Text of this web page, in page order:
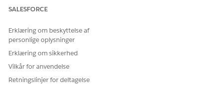
For konfigurationsstyringsdatabase (CMDB) relaterede
tilladelsesafhængigheder, der kræves for Discovery-adgang,
kan du se
Tilladelsessæt for CMDB
SALESFORCE
Erklæring om beskyttelse af
personlige oplysninger
Erklæring om sikkerhed
Vilkår for anvendelse
Retningslinjer for deltagelse